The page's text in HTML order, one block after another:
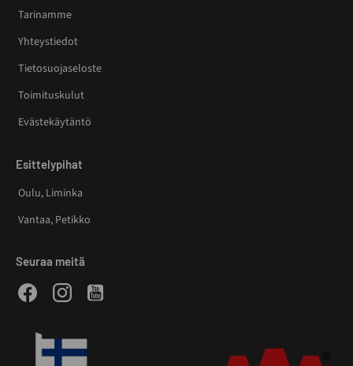
Tarinamme
Yhteystiedot
Tietosuojaseloste
Toimituskulut
Evästekäytäntö
Esittelypihat
Oulu, Liminka
Vantaa, Petikko
Seuraa meitä
FacebookInstagramYoutube